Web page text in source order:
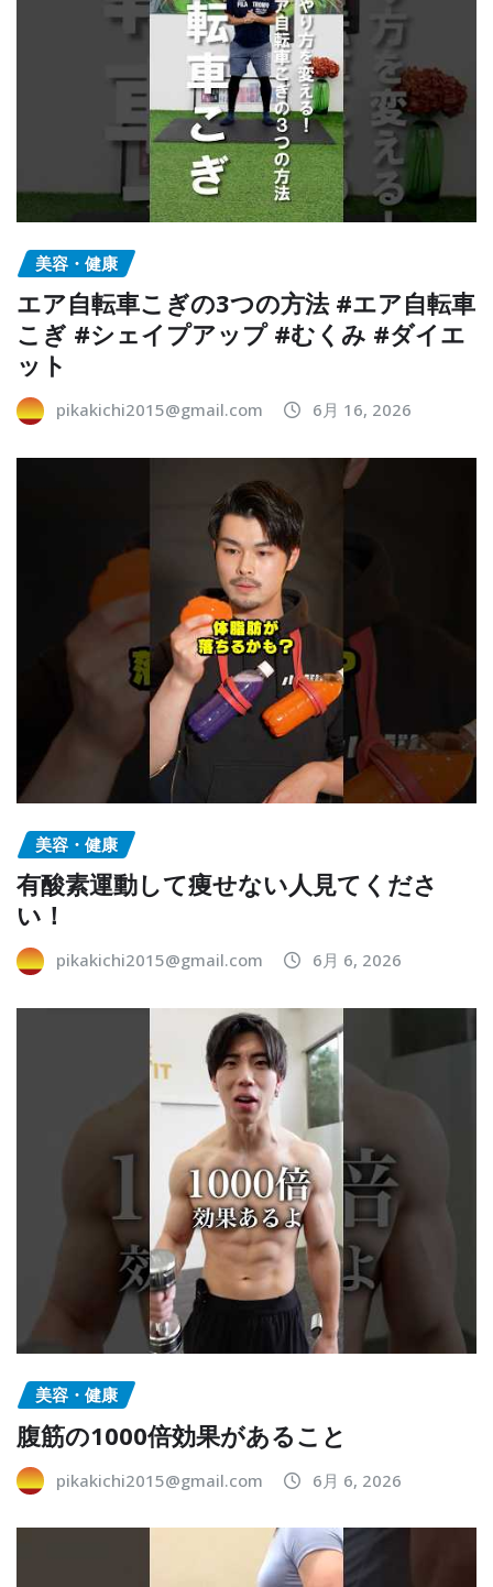
美容・健康
エア自転車こぎの3つの方法 #エア自転車
こぎ #シェイプアップ #むくみ #ダイエ
ット
pikakichi2015@gmail.com 6月 16, 2026
美容・健康
有酸素運動して痩せない人見てくださ
い！
pikakichi2015@gmail.com 6月 6, 2026
美容・健康
腹筋の1000倍効果があること
pikakichi2015@gmail.com 6月 6, 2026